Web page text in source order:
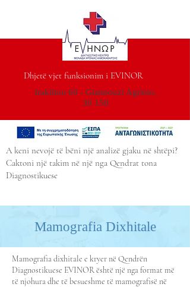
Dhjetë vjet funksionim i EVINOR
Iraklitou 60 - Giannouzi Agrinio,
30 150
A keni nevojë të bëni një analizë gjaku në shtëpi?
Caktoni një takim në një nga Qendrat tona
Diagnostikuese
Mamografia Dixhitale
Mamografia dixhitale e kryer në Qendrën
Diagnostikuese EVINOR është një nga format më
të njohura dhe të besueshme të mamografisë në